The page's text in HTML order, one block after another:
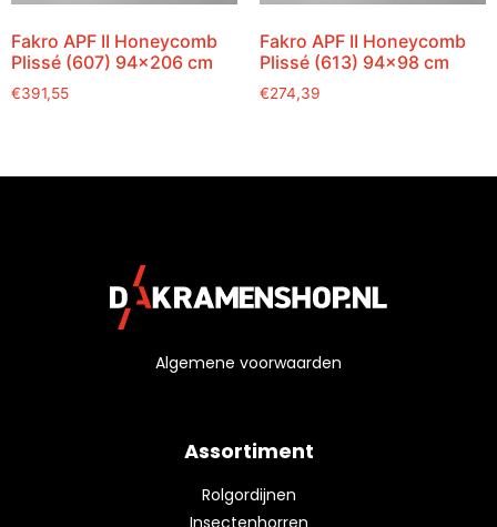
Fakro APF II Honeycomb
Plissé (607) 94×206 cm
€391,55
Fakro APF II Honeycomb
Plissé (613) 94×98 cm
€274,39
Algemene voorwaarden
Assortiment
Rolgordijnen